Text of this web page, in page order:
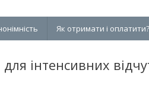
Як отримати і оплатити?
інтенсивних